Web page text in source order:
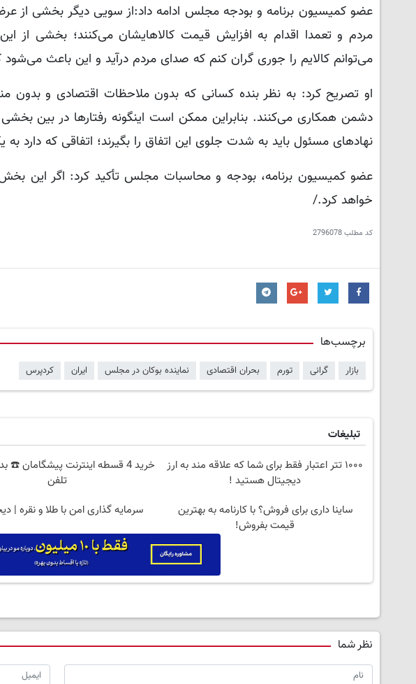
عضو کمیسیون برنامه و بودجه مجلس ادامه داد:از سویی دیگر بخشی از
مردم و تعمدا اقدام به افزایش قیمت کالاهایشان می‌کنند؛ بخشی از این
می‌توانم کالایم را جوری گران کنم که صدای مردم درآید و این باعث
او تصریح کرد: به نظر بنده کسانی که بدون ملاحظات اقتصادی و بدون
دشمن همکاری می‌کنند. بنابراین ممکن است اینگونه رفتارها در بین
نهادهای مسئول باید به شدت جلوی این اتفاق را بگیرند؛ اتفاقی که دارد
عضو کمیسیون برنامه، بودجه و محاسبات مجلس تأکید کرد: اگر این
خواهد کرد./
کد مطلب2796078
برچسب‌ها
بازار گرانی تورم بحران اقتصادی نماینده بوکان در مجلس ایران کردپرس
تبلیغات
۱۰۰۰ تتر اعتبار فقط برای شما که علاقه مند به ارز
دیجیتال هستید !
خرید 4 قسطه اینترنت پیشگامان ☎️
تلفن
ساینا داری برای فروش؟ با کارنامه به بهترین
قیمت بفروش!
سرمایه گذاری امن با طلا و نقره |
نظر شما